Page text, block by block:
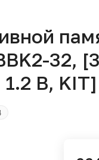
32,
В, KIT]